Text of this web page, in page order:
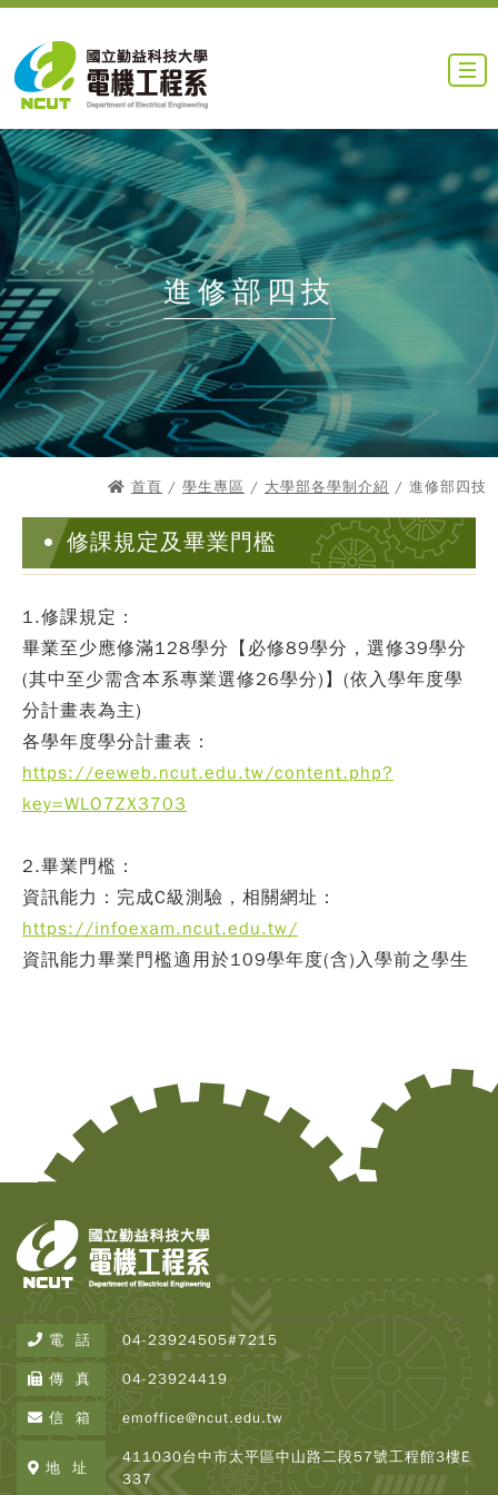
進修部四技
首頁 / 學生專區 / 大學部各學制介紹 / 進修部四技
修課規定及畢業門檻
1.修課規定：
畢業至少應修滿128學分【必修89學分，選修39學分
(其中至少需含本系專業選修26學分)】(依入學年度學
分計畫表為主)
各學年度學分計畫表：
https://eeweb.ncut.edu.tw/content.php?
key=WLO7ZX3703
2.畢業門檻：
資訊能力：完成C級測驗，相關網址：
https://infoexam.ncut.edu.tw/
資訊能力畢業門檻適用於109學年度(含)入學前之學生
電 話 04-23924505#7215
傳 真 04-23924419
信 箱 emoffice@ncut.edu.tw
地 址
411030台中市太平區中山路二段57號工程館3樓E
337